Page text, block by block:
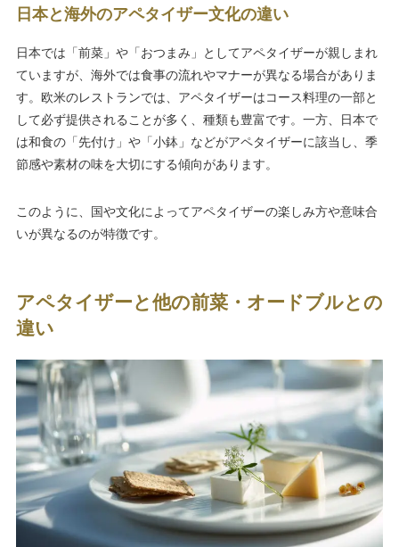
日本と海外のアペタイザー文化の違い
日本では「前菜」や「おつまみ」としてアペタイザーが親しまれ
ていますが、海外では食事の流れやマナーが異なる場合がありま
す。欧米のレストランでは、アペタイザーはコース料理の一部と
して必ず提供されることが多く、種類も豊富です。一方、日本で
は和食の「先付け」や「小鉢」などがアペタイザーに該当し、季
節感や素材の味を大切にする傾向があります。
このように、国や文化によってアペタイザーの楽しみ方や意味合
いが異なるのが特徴です。
アペタイザーと他の前菜・オードブルとの
違い